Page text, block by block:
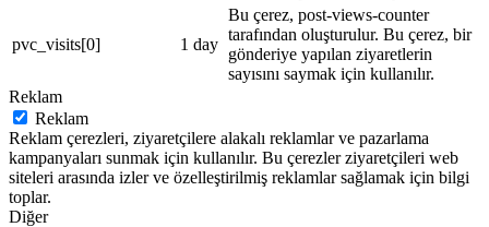
pvc_visits[0] 1 day
Bu çerez, post-views-counter
tarafından oluşturulur. Bu çerez, bir
gönderiye yapılan ziyaretlerin
sayısını saymak için kullanılır.
Reklam
Reklam
Reklam çerezleri, ziyaretçilere alakalı reklamlar ve pazarlama
kampanyaları sunmak için kullanılır. Bu çerezler ziyaretçileri web
siteleri arasında izler ve özelleştirilmiş reklamlar sağlamak için bilgi
toplar.
Diğer